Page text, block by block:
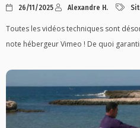
26/11/2025 Alexandre H.
Toutes les vidéos techniques sont
note hébergeur Vimeo ! De quoi